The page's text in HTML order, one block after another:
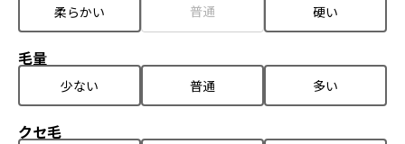
柔らかい 普通 硬い
毛量
少ない 普通 多い
クセ毛